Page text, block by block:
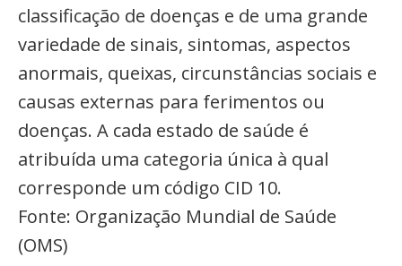
classificação de doenças e de uma grande
variedade de sinais, sintomas, aspectos
anormais, queixas, circunstâncias sociais e
causas externas para ferimentos ou
doenças. A cada estado de saúde é
atribuída uma categoria única à qual
corresponde um código CID 10.
Fonte: Organização Mundial de Saúde
(OMS)